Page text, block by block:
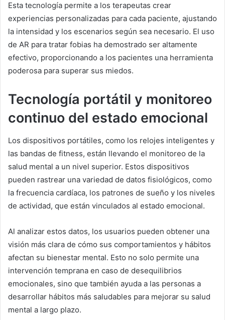
Esta tecnología permite a los terapeutas crear
experiencias personalizadas para cada paciente, ajustando
la intensidad y los escenarios según sea necesario. El uso
de AR para tratar fobias ha demostrado ser altamente
efectivo, proporcionando a los pacientes una herramienta
poderosa para superar sus miedos.
Tecnología portátil y monitoreo
continuo del estado emocional
Los dispositivos portátiles, como los relojes inteligentes y
las bandas de fitness, están llevando el monitoreo de la
salud mental a un nivel superior. Estos dispositivos
pueden rastrear una variedad de datos fisiológicos, como
la frecuencia cardíaca, los patrones de sueño y los niveles
de actividad, que están vinculados al estado emocional.
Al analizar estos datos, los usuarios pueden obtener una
visión más clara de cómo sus comportamientos y hábitos
afectan su bienestar mental. Esto no solo permite una
intervención temprana en caso de desequilibrios
emocionales, sino que también ayuda a las personas a
desarrollar hábitos más saludables para mejorar su salud
mental a largo plazo.